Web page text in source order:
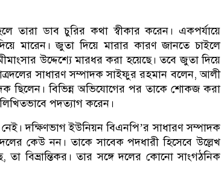
তারা ডাব চুরির কথা স্বীকার করেন। একপর্যায়ে
মারেন। জুতা দিয়ে মারার কারণ জানতে চাইলে
উদ্দেশ্যে মারধর করা হয়েছে। তবে জুতা দিয়ে
সাধারণ সম্পাদক সাইফুর রহমান বলেন, আলী
ছিলেন। বিভিন্ন অভিযোগের পর তাকে শোকজ করা
পদত্যাগ করেন।
দক্ষিণভাগ ইউনিয়ন বিএনপি’র সাধারণ সম্পাদক
কেউ নন। তাকে সাবেক পদধারী হিসেবে উল্লেখ
তা বিভ্রান্তিকর। তার সঙ্গে দলের কোনো সাংগঠনিক